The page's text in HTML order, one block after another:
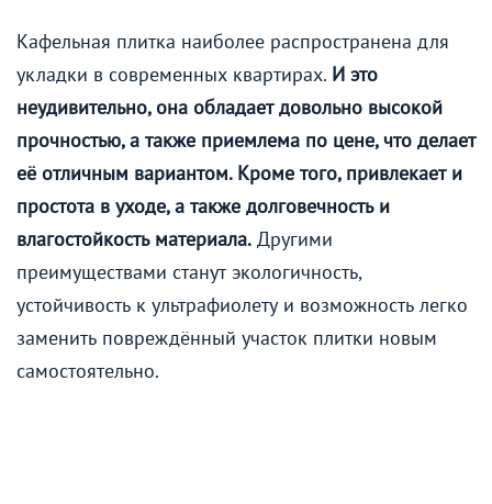
Кафельная плитка наиболее распространена для
укладки в современных квартирах. И это
неудивительно, она обладает довольно высокой
прочностью, а также приемлема по цене, что делает
её отличным вариантом. Кроме того, привлекает и
простота в уходе, а также долговечность и
влагостойкость материала. Другими
преимуществами станут экологичность,
устойчивость к ультрафиолету и возможность легко
заменить повреждённый участок плитки новым
самостоятельно.